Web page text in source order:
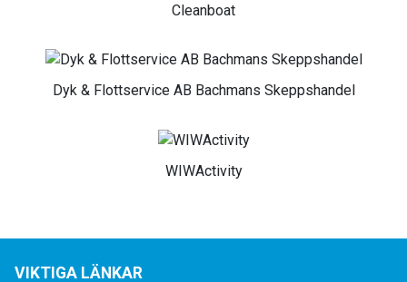
Cleanboat
Dyk & Flottservice AB Bachmans Skeppshandel
WIWActivity
VIKTIGA LÄNKAR